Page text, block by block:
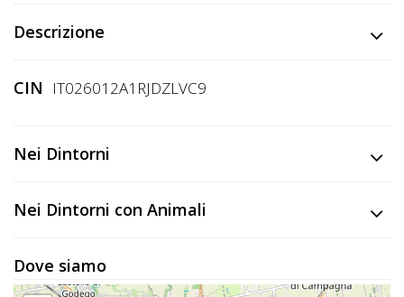
Video
Tutorial
con
Attività
Descrizione
CIN IT026012A1RJDZLVC9
Nei Dintorni
Nei Dintorni con Animali
Dove siamo